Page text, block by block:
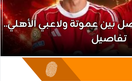
بين عموتة ولاعبي الأهلي..
تفاصيل